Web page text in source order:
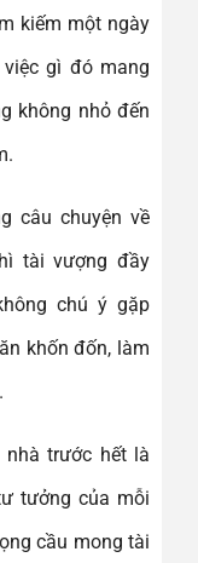
kiếm một ngày
gì đó mang
không nhỏ đến
câu chuyện về
tài vượng đầy
chú ý gặp
khốn đốn, làm
nhà trước hết là
tưởng của mỗi
cầu mong tài